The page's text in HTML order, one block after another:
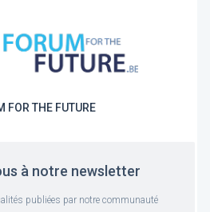
FOR THE FUTURE
à notre newsletter
publiées par notre communauté